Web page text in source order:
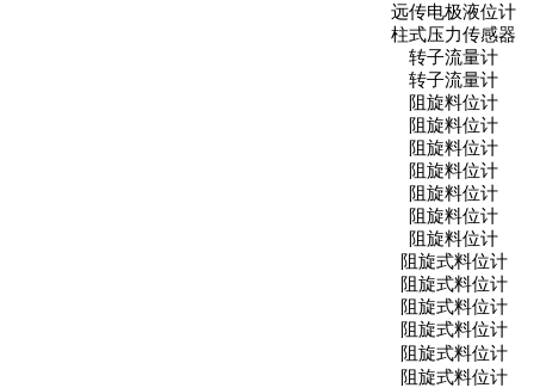
远传电极液位计
柱式压力传感器
转子流量计
转子流量计
阻旋料位计
阻旋料位计
阻旋料位计
阻旋料位计
阻旋料位计
阻旋料位计
阻旋料位计
阻旋式料位计
阻旋式料位计
阻旋式料位计
阻旋式料位计
阻旋式料位计
阻旋式料位计